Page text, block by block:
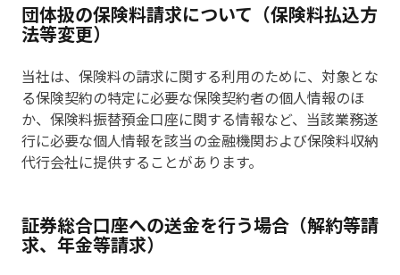
団体扱の保険料請求について（保険料払込方
法等変更）
当社は、保険料の請求に関する利用のために、対象とな
る保険契約の特定に必要な保険契約者の個人情報のほ
か、保険料振替預金口座に関する情報など、当該業務遂
行に必要な個人情報を該当の金融機関および保険料収納
代行会社に提供することがあります。
証券総合口座への送金を行う場合（解約等請
求、年金等請求）